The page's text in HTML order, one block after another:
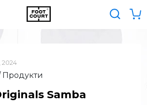
Продукти
Samba